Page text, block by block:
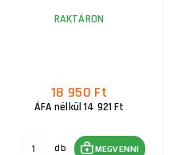
RAKTÁRON
18 950 Ft
ÁFA nélkül 14 921 Ft
db MEGVENNI